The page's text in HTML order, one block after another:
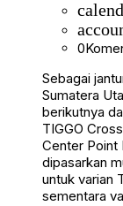
0
Sebagai
Sumatera
berikutnya
TIGGO
Center Point
dipasarkan
untuk varian
sementara